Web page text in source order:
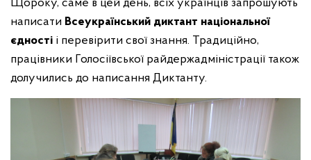
Щороку, саме в цей день, всіх українців запрошують
написати Всеукраїнський диктант національної
єдності і перевірити свої знання. Традиційно,
працівники Голосіївської райдержадміністрації також
долучились до написання Диктанту.